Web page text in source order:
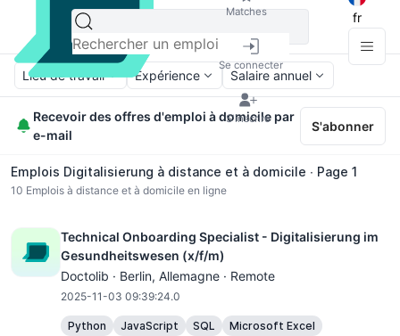
Matches
Se connecter
S'inscrire
fr
Lieu de travail Expérience Salaire annuel
Recevoir des offres d'emploi à domicile par
e-mail
S'abonner
Emplois Digitalisierung à distance et à domicile ∙ Page 1
10 Emplois à distance et à domicile en ligne
Technical Onboarding Specialist - Digitalisierung im
Gesundheitswesen (x/f/m)
Doctolib · Berlin, Allemagne · Remote
2025-11-03 09:39:24.0
Python JavaScript SQL Microsoft Excel